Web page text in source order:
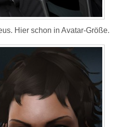
Hier schon in Avatar-Größe.